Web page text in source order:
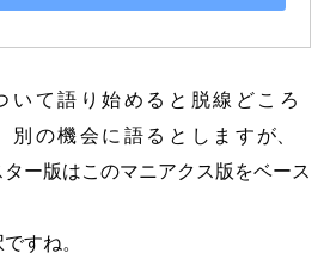
いて語り始めると脱線どころ
別の機会に語るとします が、
ー版はこのマニアクス版をベース
すね。